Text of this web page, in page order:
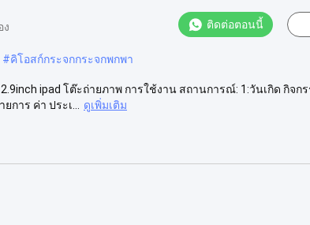
ง ติดต่อตอนนี้
#คิโอสก์กระจกกระจกพกพา
ipad โต๊ะถ่ายภาพ การใช้งาน สถานการณ์: 1:วันเกิด กิจก
าร ค่า ประเ...
ดูเพิ่มเติม